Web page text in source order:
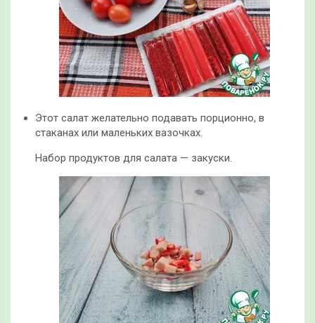
Этот салат желательно подавать порционно, в
стаканах или маленьких вазочках.
Набор продуктов для салата — закуски.